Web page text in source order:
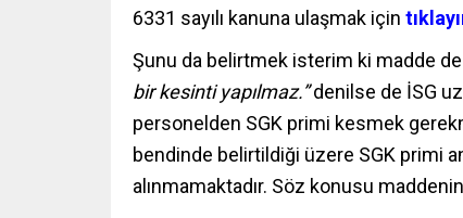
6331 sayılı kanuna ulaşmak için
Şunu da belirtmek isterim ki madde
bir kesinti yapılmaz.”denilse de İSG
personelden SGK primi kesmek
bendinde belirtildiği üzere SGK primi
alınmamaktadır. Söz konusu